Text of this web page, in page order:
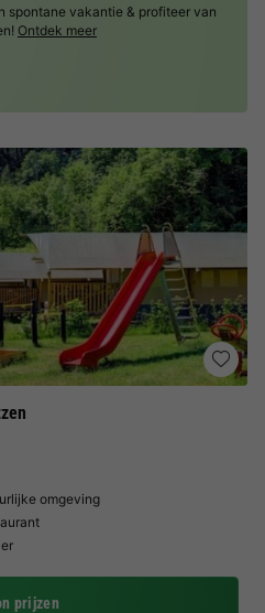
omgeving
prijzen
spontane vakantie & profiteer van
Ontdek meer